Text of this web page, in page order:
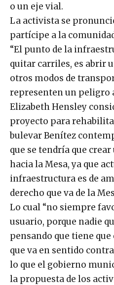
o un eje vial.
La activista se
partícipe a la
“El punto de la
quitar carriles, es abrir
otros modos de
representen un peligro
Elizabeth Hensley
proyecto para
bulevar Benítez
que se tendría que
hacia la Mesa, ya que
infraestructura es de
derecho que va de la
Lo cual “no siempre
usuario, porque nadie
pensando que tiene
que va en sentido
lo que el gobierno
la propuesta de los